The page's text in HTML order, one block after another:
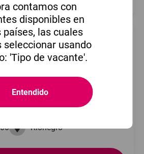
MEM-N
Compartir
Comfama
Rionegro
contamos con
disponibles en
países, las cuales
seleccionar usando
'Tipo de vacante'.
Entendido